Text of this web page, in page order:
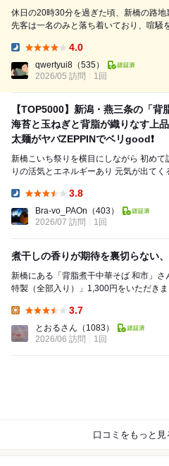
休日の20時30分を過ぎた頃、新橋の路地
先客は一名のみと落ち着いており、喧騒
中華そば」。そこに燕三条系には欠かせ
た。 運ばれてきた一杯か...
4.0
qwertyui8 （535）
2026/05 訪問
1回
【TOP5000】新潟・燕三条の「
海苔と玉ねぎと背脂が織りなす上
太麺がヤバZEPPINでベリgood❗️
新橋こいち祭りを横目にしながら 初めて訪問しました 週末の新橋は かな
りの活気とエネルギーあり 元気が出てくる ワクワクする夜の新橋 一瞬飲
3.8
Bra-vo_PAOn （403）
2026/07 訪問
1回
煮干しの香りが期待を裏切らない
新橋にある「背脂煮干中華そば 和市」
特製（全部入り）」1,300円をいただきました。 こちらは新潟
3.7
とおるさん （1083）
2026/06 訪問
1回
口コミをもっと見